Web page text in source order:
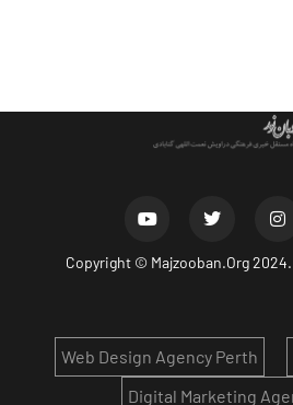
Copyright © Majzooban.Org
Web Design Agency Perth
Digital Marketing